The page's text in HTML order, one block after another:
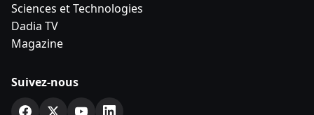
Sciences et Technologies
Dadia TV
Magazine
Suivez-nous